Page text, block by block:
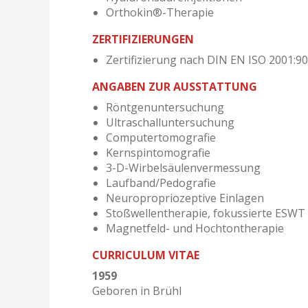
Orthokin®-Therapie
ZERTIFIZIERUNGEN
Zertifizierung nach DIN EN ISO
ANGABEN ZUR AUSSTATTUNG
Röntgenuntersuchung
Ultraschalluntersuchung
Computertomografie
Kernspintomografie
3-D-Wirbelsäulenvermessung
Laufband/Pedografie
Neuropropriozeptive Einlagen
Stoßwellentherapie, fokussierte ESWT
Magnetfeld- und Hochtontherapie
CURRICULUM VITAE
1959
Geboren in Brühl